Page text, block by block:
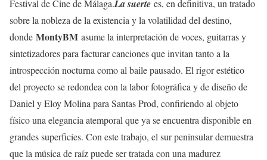
Festival de Cine de Málaga.La suerte es, en definitiva, un tratado
sobre la nobleza de la existencia y la volatilidad del destino,
donde MontyBM asume la interpretación de voces, guitarras y
sintetizadores para facturar canciones que invitan tanto a la
introspección nocturna como al baile pausado. El rigor estético
del proyecto se redondea con la labor fotográfica y de diseño de
Daniel y Eloy Molina para Santas Prod, confiriendo al objeto
físico una elegancia atemporal que ya se encuentra disponible en
grandes superficies. Con este trabajo, el sur peninsular demuestra
que la música de raíz puede ser tratada con una madurez